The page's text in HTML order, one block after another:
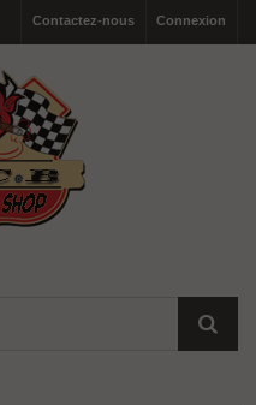
Connexion
Contactez-nous